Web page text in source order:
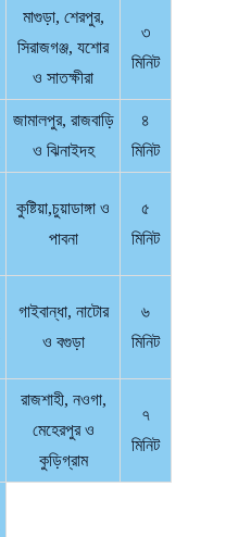
মাগুড়া, শেরপুর,
সিরাজগঞ্জ, যশোর
ও সাতক্ষীরা
৩
মিনিট
জামালপুর, রাজবাড়ি
ও ঝিনাইদহ
৪
মিনিট
কুষ্টিয়া,চুয়াডাঙ্গা ও
পাবনা
৫
মিনিট
গাইবান্ধা, নাটোর
ও বগুড়া
৬
মিনিট
রাজশাহী, নওগা,
মেহেরপুর ও
কুড়িগ্রাম
৭
মিনিট